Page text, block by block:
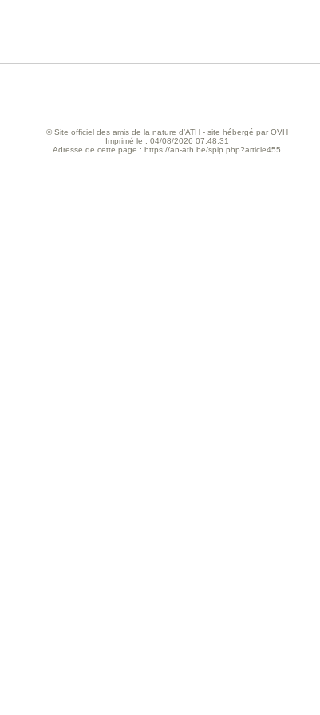
© Site officiel des amis de la nature d’ATH - site hébergé par OVH
Imprimé le : 04/08/2026 07:48:31
Adresse de cette page : https://an-ath.be/spip.php?article455